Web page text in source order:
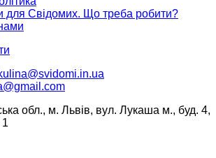
для Свідомих. Що треба робити?
обл., м. Львів, вул. Лукаша м., буд. 4,